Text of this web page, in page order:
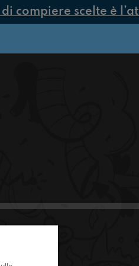
compiere scelte è